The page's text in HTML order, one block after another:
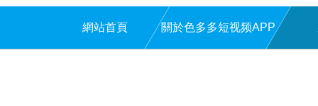
網站首頁 關於色多多短视频APP